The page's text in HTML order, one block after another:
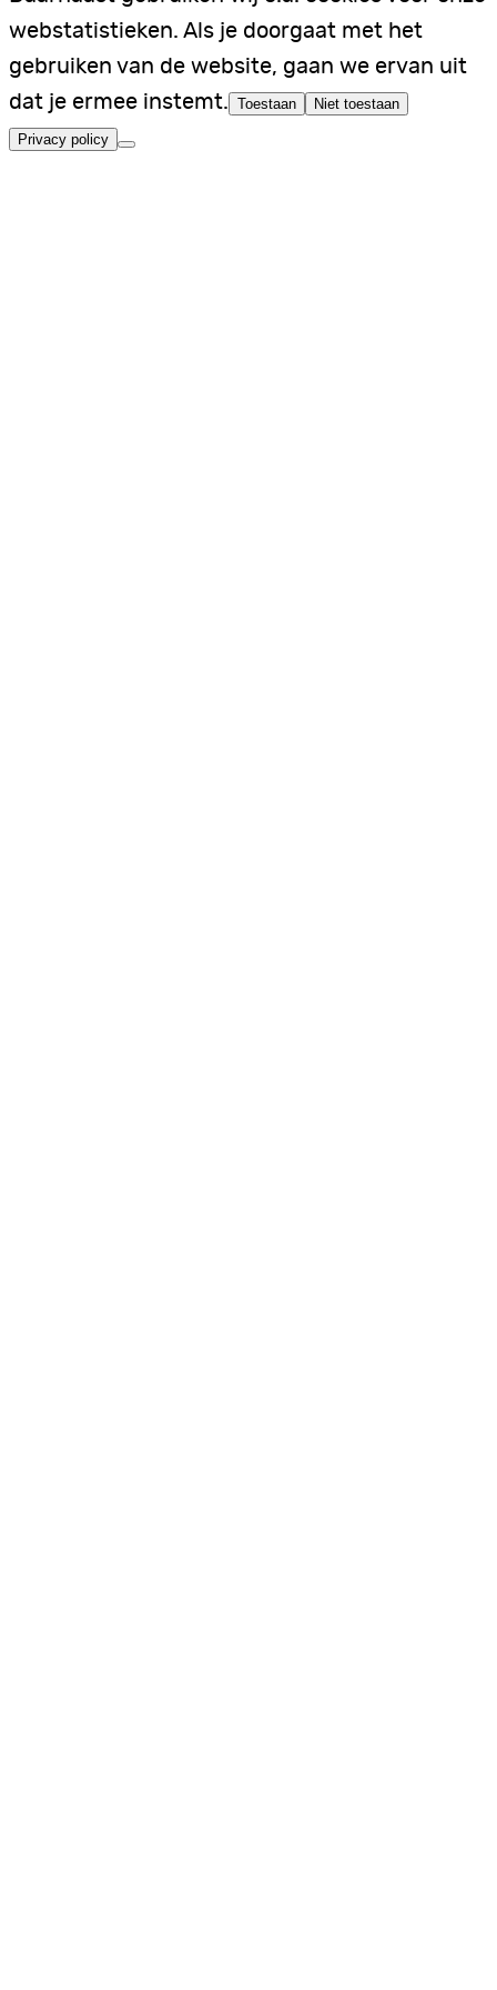
webstatistieken. Als je doorgaat met het
gebruiken van de website, gaan we ervan uit
dat je ermee instemt. Toestaan Niet toestaan
Privacy policy